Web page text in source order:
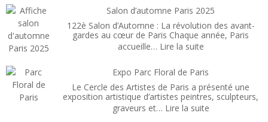
Salon d’automne Paris 2025
122è Salon d’Automne : La révolution des avant-
gardes au cœur de Paris Chaque année, Paris
accueille… Lire la suite:
d’automne
Paris
2025
Expo Parc Floral de Paris
Le Cercle des Artistes de Paris a présenté une
exposition artistique d’artistes peintres, sculpteurs,
graveurs et… Lire la suite: